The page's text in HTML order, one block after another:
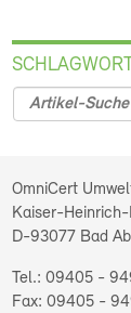
OmniCert
Kaiser-
D-93077 Bad
09405 -
09405 -